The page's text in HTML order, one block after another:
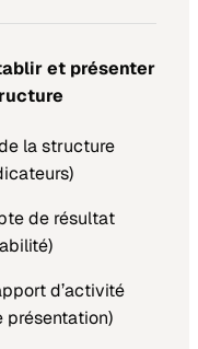
et présenter
la structure
de résultat
d’activité
présentation)